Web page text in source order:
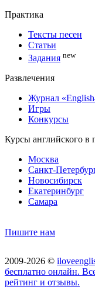
Практика
Тексты песен
Статьи
Задания new
Развлечения
Журнал
Игры
Конкурсы
Курсы английского в
Москва
Санкт-
Новосибирск
Екатеринбург
Самара
Пишите нам
2009-2026 ©
бесплатно онлайн.
рейтинг и отзывы.